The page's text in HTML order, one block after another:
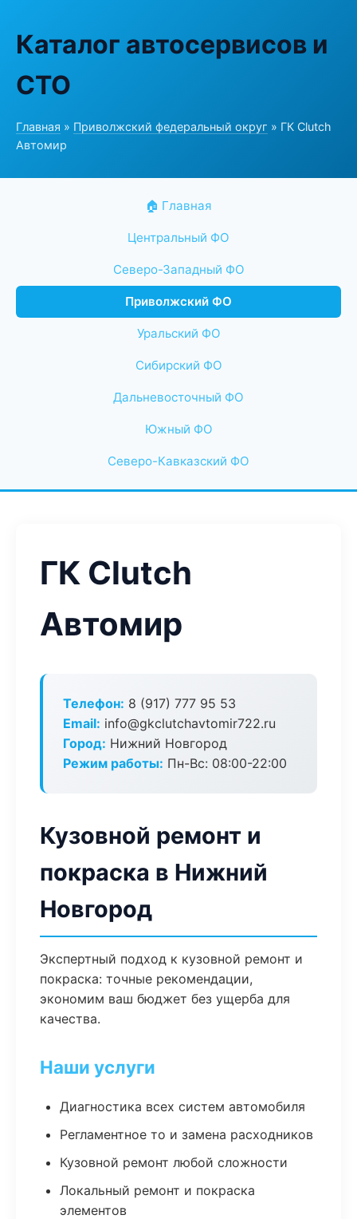
Каталог автосервисов и
СТО
Главная » Приволжский федеральный округ » ГК Clutch
Автомир
🏠 Главная
Центральный ФО
Северо-Западный ФО
Приволжский ФО
Уральский ФО
Сибирский ФО
Дальневосточный ФО
Южный ФО
Северо-Кавказский ФО
ГК Clutch
Автомир
Телефон: 8 (917) 777 95 53
Email: info@gkclutchavtomir722.ru
Город: Нижний Новгород
Режим работы: Пн-Вс: 08:00-22:00
Кузовной ремонт и
покраска в Нижний
Новгород
Экспертный подход к кузовной ремонт и
покраска: точные рекомендации,
экономим ваш бюджет без ущерба для
качества.
Наши услуги
Диагностика всех систем автомобиля
Регламентное то и замена расходников
Кузовной ремонт любой сложности
Локальный ремонт и покраска
элементов